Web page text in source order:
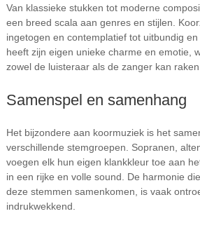
Van klassieke stukken tot moderne
een breed scala aan genres en stijlen.
ingetogen en contemplatief tot uitbundig
heeft zijn eigen unieke charme en emotie,
zowel de luisteraar als de zanger kan
Samenspel en samenhang
Het bijzondere aan koormuziek is het
verschillende stemgroepen. Sopranen,
voegen elk hun eigen klankkleur toe aan
in een rijke en volle sound. De harmonie
deze stemmen samenkomen, is vaak
indrukwekkend.